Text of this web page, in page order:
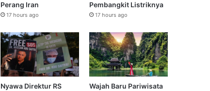
Perang Iran
17 hours ago
Pembangkit Listriknya
17 hours ago
Nyawa Direktur RS
Wajah Baru Pariwisata